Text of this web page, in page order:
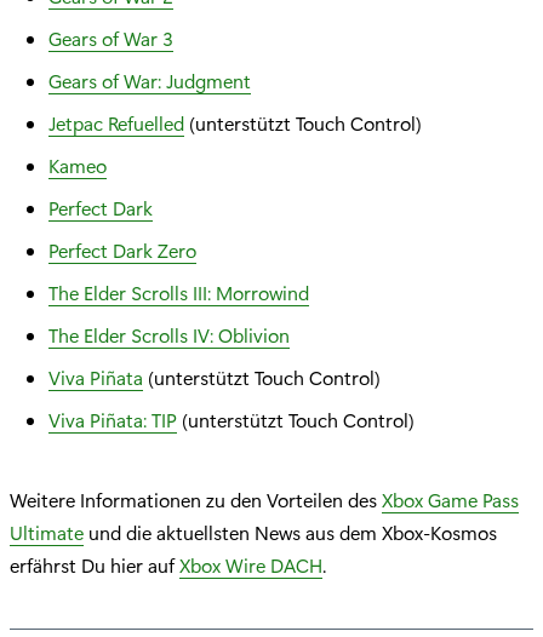
Gearsof War 3
Gears of War: Judgment
Jetpac Refuelled (unterstützt Touch Control)
Kameo
Perfect Dark
Perfect Dark Zero
The Elder Scrolls III: Morrowind
The Elder Scrolls IV: Oblivion
Viva Piñata (unterstützt Touch Control)
Viva Piñata: TIP (unterstützt Touch Control)
Weitere Informationen zu den Vorteilen desXbox Game Pass
Ultimate und die aktuellsten News aus dem Xbox-Kosmos
erfährst Du hier aufXbox Wire DACH.